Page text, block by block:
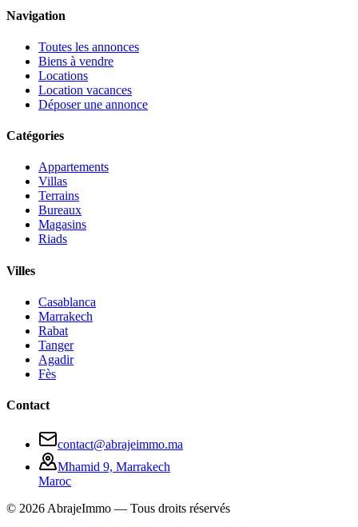
Navigation
Toutes les annonces
Biens à vendre
Locations
Location vacances
Déposer une annonce
Catégories
Appartements
Villas
Terrains
Bureaux
Magasins
Riads
Villes
Casablanca
Marrakech
Rabat
Tanger
Agadir
Fès
Contact
contact@abrajeimmo.ma
Mhamid 9, Marrakech
Maroc
© 2026AbrajeImmo — Tous droits réservés